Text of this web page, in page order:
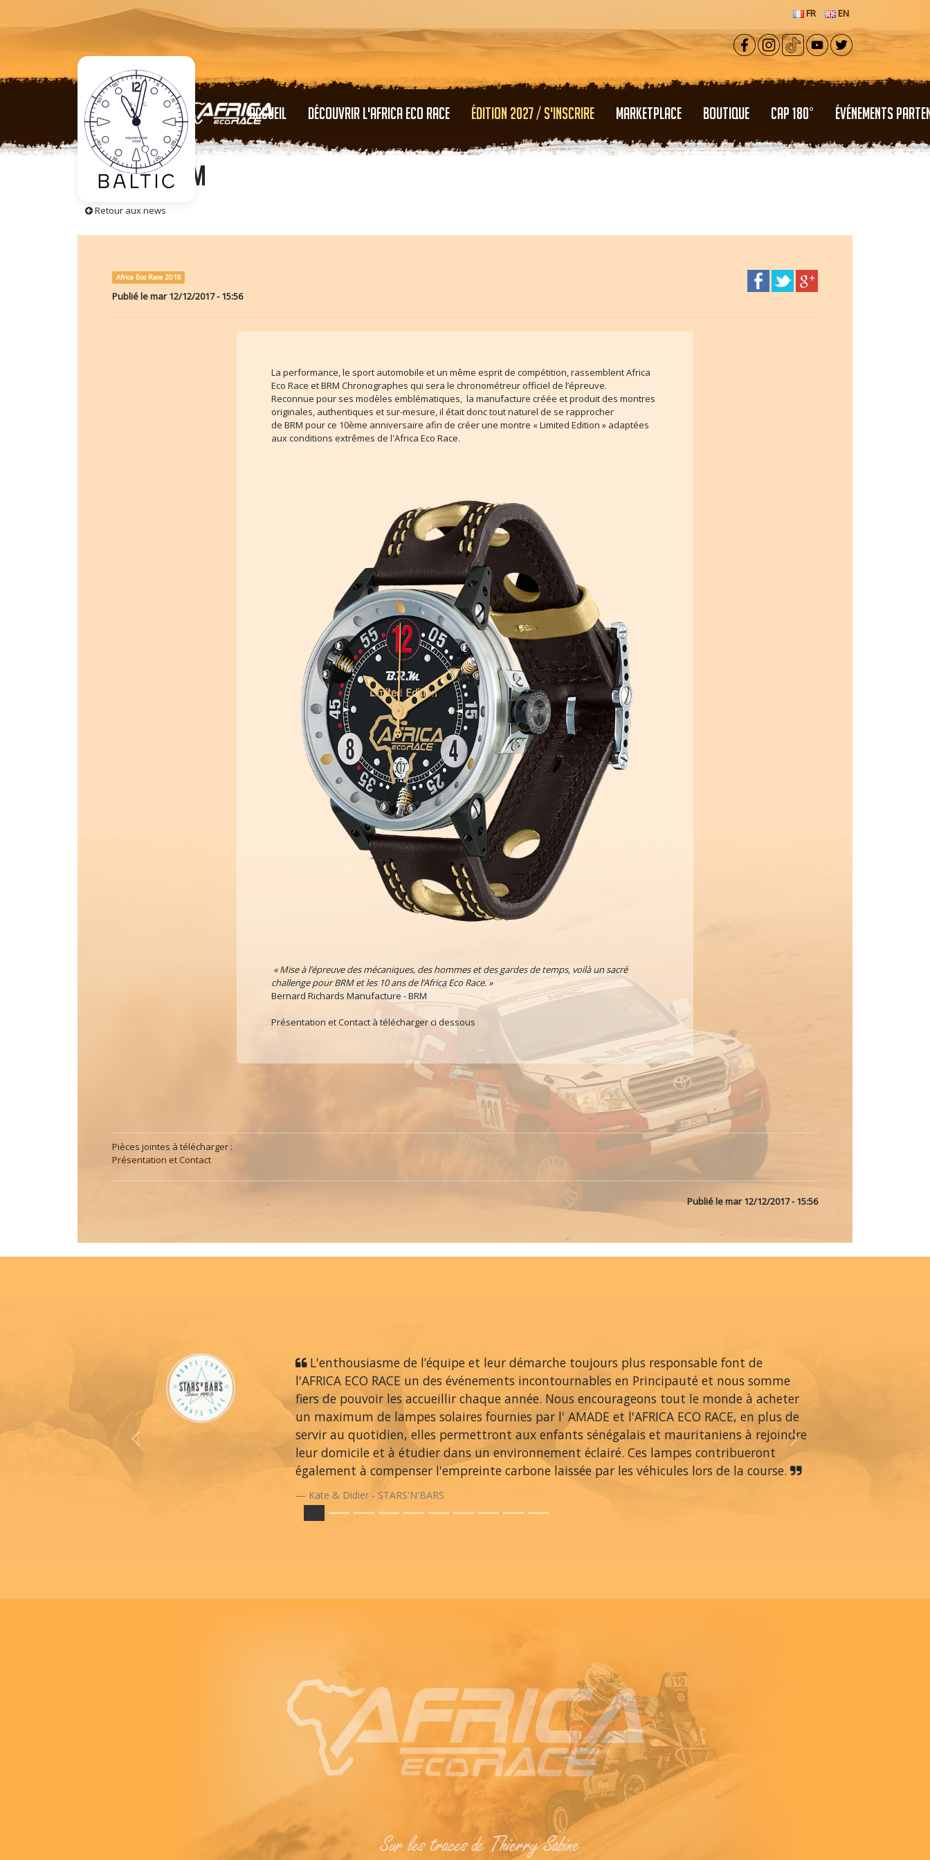
FR EN
ACCUEIL DÉCOUVRIR L'AFRICA ECO RACE ÉDITION 2027 / S'INSCRIRE MARKETPLACE BOUTIQUE CAP 180° ÉVÉNEMENTS
Montres BRM
Retour aux news
Africa Eco Race 2018
Publié lemar 12/12/2017 - 15:56
La performance, le sport automobile et un même esprit de compétition, rassemblent Africa
Eco Race et BRM Chronographes qui sera le chronométreur officiel de l’épreuve.
Reconnue pour ses modèles emblématiques, la manufacture créée et produit des montres
originales, authentiques et sur-mesure, il était donc tout naturel de se rapprocher
de BRM pour ce 10ème anniversaire afin de créer une montre « Limited Edition » adaptées
aux conditions extrêmes de l'Africa Eco Race.
« Mise à l’épreuve des mécaniques, des hommes et des gardes de temps, voilà un sacré
challenge pour BRM et les 10 ans de l’Africa Eco Race. »
Bernard Richards Manufacture - BRM
Présentation et Contact à télécharger ci dessous
Pièces jointes à télécharger :
Présentation et Contact
Publié lemar 12/12/2017 - 15:56
L'enthousiasme de l’équipe et leur démarche toujours plus responsable font de
l'AFRICA ECO RACE un des événements incontournables en Principauté et nous somme
fiers de pouvoir les accueillir chaque année. Nous encourageons tout le monde à acheter
un maximum de lampes solaires fournies par l' AMADE et l'AFRICA ECO RACE, en plus de
servir au quotidien, elles permettront aux enfants sénégalais et mauritaniens à rejoindre
leur domicile et à étudier dans un environnement éclairé. Ces lampes contribueront
également à compenser l'empreinte carbone laissée par les véhicules lors de la course.
Kate & Didier - STARS'N'BARS
Previous Next